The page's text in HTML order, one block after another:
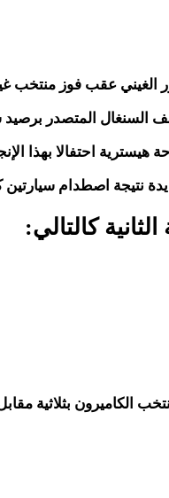
عقب فوز منتخب
المتصدر برصيد
هيسترية احتفالا بهذا
كالتالي:
الكاميرون بثلاثية